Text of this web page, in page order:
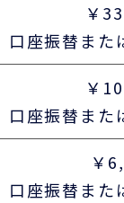
￥
口座振替ま
￥
口座振替ま
￥
口座振替ま